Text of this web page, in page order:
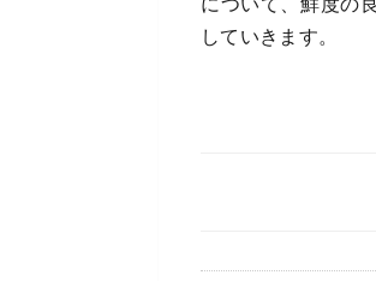
について、鮮度の
していきます。